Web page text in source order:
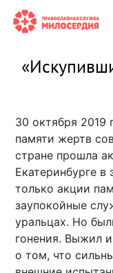
30 октября 2019
памяти жертв
стране прошла
Екатеринбурге
только акции
заупокойные
уральцах. Но
гонения. Выжил
о том, что